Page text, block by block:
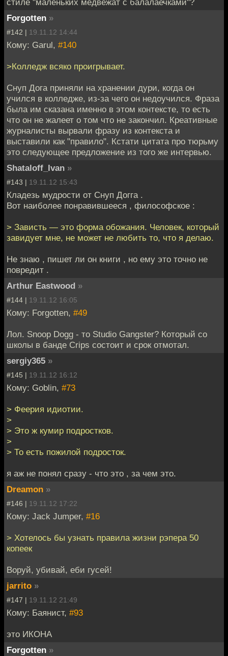
Forgotten »
#142 | 19.11.12 14:44
Кому: Garul, #140
>Колледж всяко проигрывает.
Снуп Дога приняли на хранении дури, когда он
учился в колледже, из-за чего он недоучился. Фраза
была им сказана именно в этом контексте, то есть
что он не жалеет о том что не закончил. Креативные
журналисты вырвали фразу из контекста и
выставили как "правило". Кстати цитата про тюрьму
это следующее предложение из того же интервью.
Shataloff_Ivan »
#143 | 19.11.12 15:43
Кладезь мудрости от Снуп Догга .
Вот наиболее понравившееся , философское :
> Зависть — это форма обожания. Человек, который
завидует мне, не может не любить то, что я делаю.
Не знаю , пишет ли он книги , но ему это точно не
повредит .
Arthur Eastwood »
#144 | 19.11.12 16:05
Кому: Forgotten, #49
Лол. Snoop Dogg - то Studio Gangster? Который со
школы в банде Crips состоит и срок отмотал.
sergiy365 »
#145 | 19.11.12 16:12
Кому: Goblin, #73
> Феерия идиотии.
>
> Это ж кумир подростков.
>
> То есть пожилой подросток.
я аж не понял сразу - что это , за чем это.
Dreamon »
#146 | 19.11.12 17:22
Кому: Jack Jumper, #16
> Хотелось бы узнать правила жизни рэпера 50
копеек
Воруй, убивай, еби гусей!
jarrito »
#147 | 19.11.12 21:49
Кому: Баянист, #93
это ИКОНА
Forgotten »